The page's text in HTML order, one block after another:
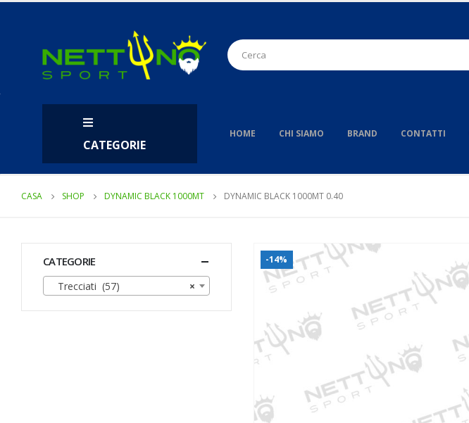
CATEGORIE
HOME CHI SIAMO BRAND CONTATTI
CASA SHOP DYNAMIC BLACK 1000MT DYNAMIC BLACK 1000MT 0.40
-14%
CATEGORIE
×
Trecciati (57)